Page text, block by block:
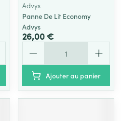
Advys
Panne De Lit Economy
Advys
26,00 €
Ajouter au panier